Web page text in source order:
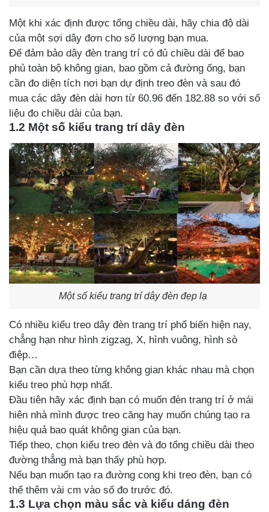
Một khi xác định được tổng chiều dài, hãy chia độ dài
của một sợi dây đơn cho số lượng bạn mua.
Để đảm bảo dây đèn trang trí có đủ chiều dài để bao
phủ toàn bộ không gian, bao gồm cả đường ống, bạn
cần đo diện tích nơi bạn dự định treo đèn và sau đó
mua các dây đèn dài hơn từ 60.96 đến 182.88 so với số
liệu đo chiều dài của bạn.
1.2 Một số kiểu trang trí dây đèn
Một số kiểu trang trí dây đèn đẹp lạ
Có nhiều kiểu treo dây đèn trang trí phổ biến hiện nay,
chẳng hạn như hình zigzag, X, hình vuông, hình sò
điệp…
Bạn cần dựa theo từng không gian khác nhau mà chọn
kiểu treo phù hợp nhất.
Đầu tiên hãy xác định bạn có muốn đèn trang trí ở mái
hiên nhà mình được treo căng hay muốn chúng tạo ra
hiệu quả bao quát không gian của bạn.
Tiếp theo, chọn kiểu treo đèn và đo tổng chiều dài theo
đường thẳng mà bạn thấy phù hợp.
Nếu bạn muốn tạo ra đường cong khi treo đèn, bạn có
thể thêm vài cm vào số đo trước đó.
1.3 Lựa chọn màu sắc và kiểu dáng đèn